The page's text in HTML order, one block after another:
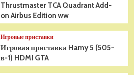
Thrustmaster TCA Quadrant Add-
on Airbus Edition ww
Игровые приставки
Игровая приставка Hamy 5 (505-
в-1) HDMI GTA